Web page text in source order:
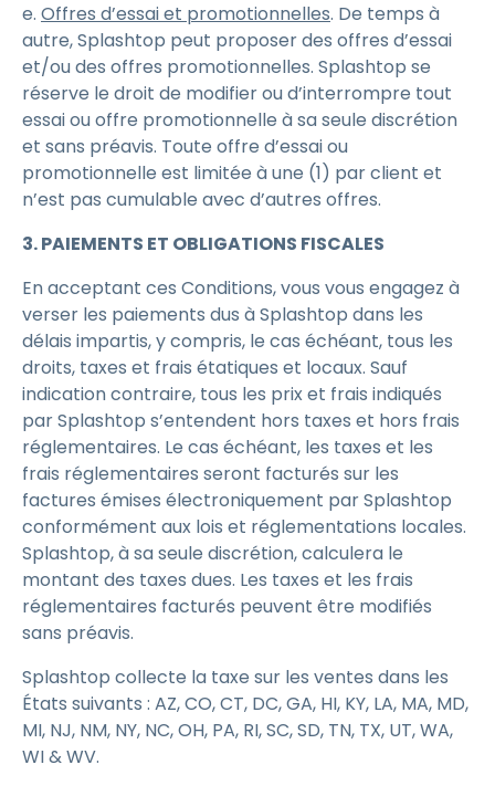
e. Offres d’essai et promotionnelles. De temps à
autre, Splashtop peut proposer des offres d’essai
et/ou des offres promotionnelles. Splashtop se
réserve le droit de modifier ou d’interrompre tout
essai ou offre promotionnelle à sa seule discrétion
et sans préavis. Toute offre d’essai ou
promotionnelle est limitée à une (1) par client et
n’est pas cumulable avec d’autres offres.
3. PAIEMENTS ET OBLIGATIONS FISCALES
En acceptant ces Conditions, vous vous engagez à
verser les paiements dus à Splashtop dans les
délais impartis, y compris, le cas échéant, tous les
droits, taxes et frais étatiques et locaux. Sauf
indication contraire, tous les prix et frais indiqués
par Splashtop s’entendent hors taxes et hors frais
réglementaires. Le cas échéant, les taxes et les
frais réglementaires seront facturés sur les
factures émises électroniquement par Splashtop
conformément aux lois et réglementations locales.
Splashtop, à sa seule discrétion, calculera le
montant des taxes dues. Les taxes et les frais
réglementaires facturés peuvent être modifiés
sans préavis.
Splashtop collecte la taxe sur les ventes dans les
États suivants : AZ, CO, CT, DC, GA, HI, KY, LA, MA, MD,
MI, NJ, NM, NY, NC, OH, PA, RI, SC, SD, TN, TX, UT, WA,
WI & WV.